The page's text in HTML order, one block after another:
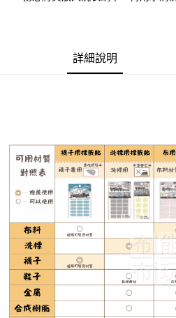
由本公司與您本人進行分期帳單所需資料
3.完整用戶服務條款，請詳閱以下連結：
※ 請注意：結帳手續完成當下不需立刻繳
是否繳費成功／繳費後需取消欲退款等相
客戶支援中心」https://
https://aftee.tw/terms/#terms3
３．未成年的使用者請事先徵得法定代理
「AFTEE先享後付」，若未經同意申辦者
任。
４．使用「AFTEE先享後付」時，將依據
時審查核予不同之上限額度；若仍有額度
請求用戶進行身份認證。
５．嚴禁一人註冊多個帳號或使用他人資
恩沛科技股份有限公司將有權停止該用戶
詳細說明